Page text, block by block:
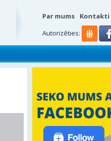
Par mums Kontakti
Autorizēties: